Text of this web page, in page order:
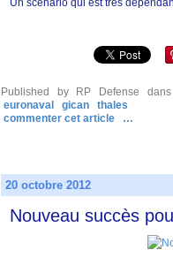
Un scénario qui est très
Published by RP Defense dans
euronaval
gican
thales
commenter cet article
…
20 octobre 2012
Nouveau succès